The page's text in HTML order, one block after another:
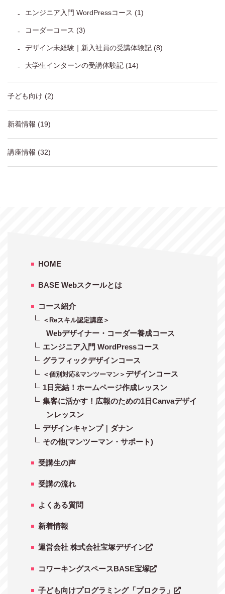
エンジニア入門 WordPressコース (1)
コーダーコース (3)
デザイン未経験｜新入社員の受講体験記 (8)
大学生インターンの受講体験記 (14)
子ども向け (2)
新着情報 (19)
講座情報 (32)
HOME
BASE Webスクールとは
コース紹介
＜Reスキル認定講座＞
Webデザイナー・コーダー養成コース
エンジニア入門 WordPressコース
グラフィックデザインコース
＜個別対応&マンツーマン＞ デザインコース
1日完結！ホームページ作成レッスン
集客に活かす！広報のための1日Canvaデザイ
ンレッスン
デザインキャンプ｜ダナン
その他(マンツーマン・サポート)
受講生の声
受講の流れ
よくある質問
新着情報
運営会社 株式会社宝塚デザイン
コワーキングスペースBASE宝塚
子ども向けプログラミング「プロクラ」